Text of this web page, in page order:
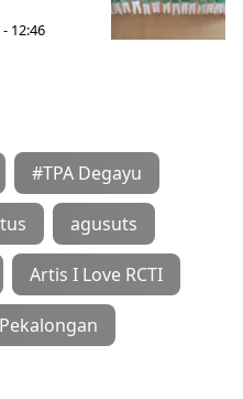
12:46
#TPA Degayu
agusuts
Artis I Love RCTI